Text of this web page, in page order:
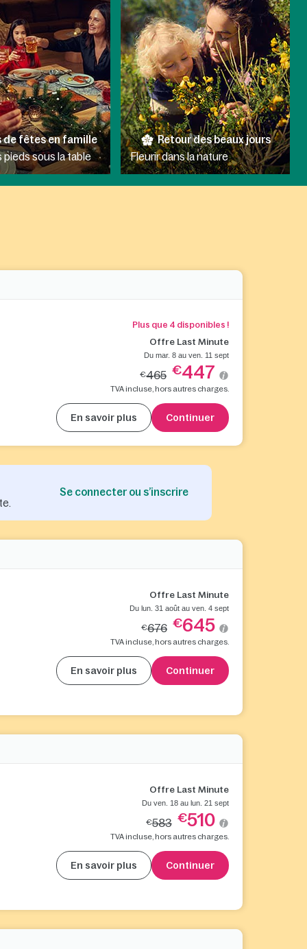
de fêtes en famille
pieds sous la table
Retour des beaux jours
Fleurir dans la nature
Plus que 4 disponibles !
Offre Last Minute
Du mar. 8 au ven. 11 sept
€465 €447
TVA incluse, hors autres charges.
En savoir plus Continuer
Se connecter ou s’inscrire
Offre Last Minute
Du lun. 31 août au ven. 4 sept
€676 €645
TVA incluse, hors autres charges.
En savoir plus Continuer
Offre Last Minute
Du ven. 18 au lun. 21 sept
€583 €510
TVA incluse, hors autres charges.
En savoir plus Continuer